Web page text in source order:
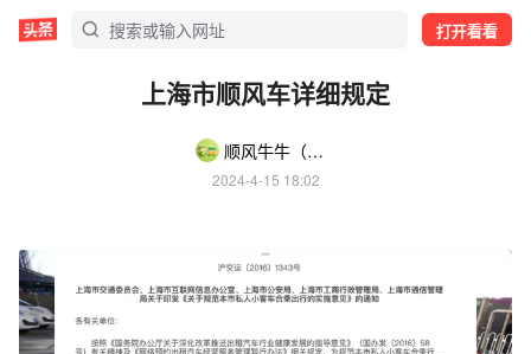
打开看看
上海市顺风车详细规定
顺风牛牛（顺风车处罚、拒赔咨询中心）
2024-4-15 18:02